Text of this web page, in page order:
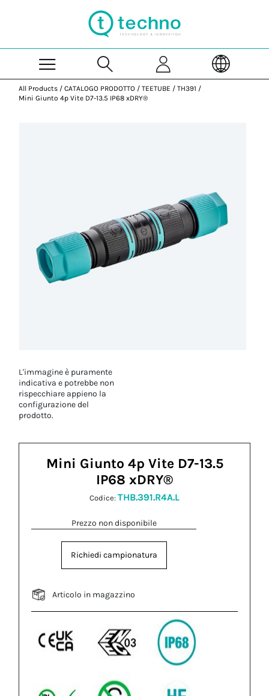
All Products / CATALOGO PRODOTTO / TEETUBE / TH391 /
Mini Giunto 4p Vite D7-13.5 IP68 xDRY®
L'immagine è puramente
indicativa e potrebbe non
rispecchiare appieno la
configurazione del
prodotto.
Mini Giunto 4p Vite D7-13.5
IP68 xDRY®
Codice: THB.391.R4A.L
Prezzo non disponibile
Richiedi campionatura
Articolo in magazzino